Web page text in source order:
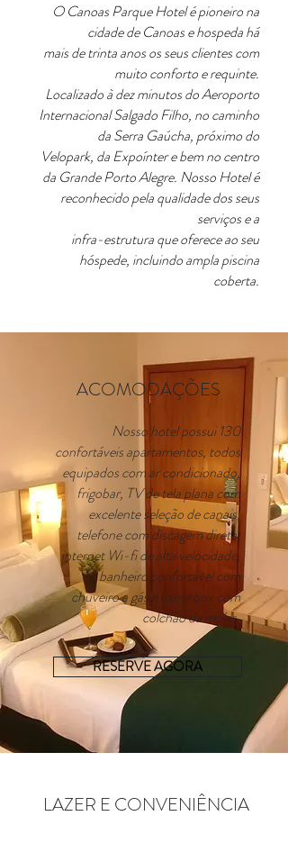
O Canoas Parque Hotel é pioneiro na
cidade de Canoas e hospeda há
mais de trinta anos os seus clientes com
muito conforto e requinte.
Localizado à dez minutos do Aeroporto
Internacional Salgado Filho, no caminho
da Serra Gaúcha, próximo do
Velopark, da Expoínter e bem no centro
da Grande Porto Alegre. Nosso Hotel é
reconhecido pela qualidade dos seus
serviços e a
infra-estrutura que oferece ao seu
hóspede, incluindo ampla piscina
coberta.
ACOMODAÇÕES
Nosso hotel possui 130
confortáveis apartamentos, todos
equipados com ar condicionado,
frigobar, TV de tela plana com
excelente seleção de canais,
telefone com discagem direta,
internet Wi-fi de alta velocidade,
banheiro confortável com
chuveiro a gás e cama box com
colchão da molas.
RESERVE AGORA
LAZER E CONVENIÊNCIA